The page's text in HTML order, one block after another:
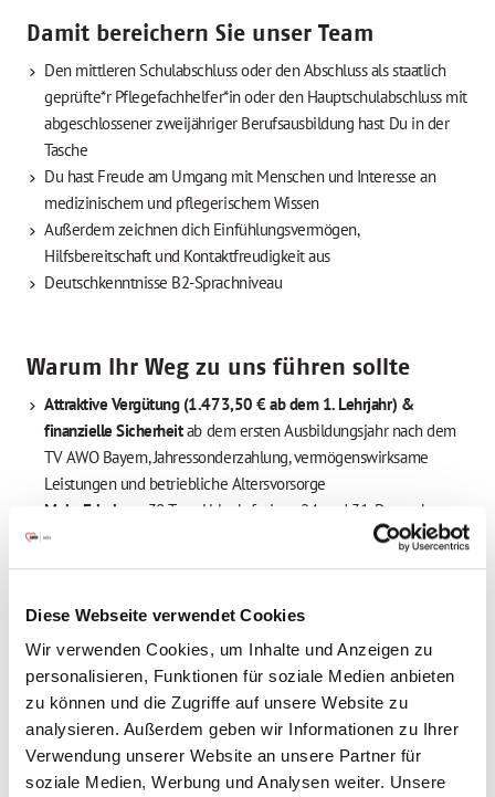
Diese Webseite verwendet Cookies
Wir verwenden Cookies, um Inhalte und Anzeigen zu
personalisieren, Funktionen für soziale Medien anbieten
zu können und die Zugriffe auf unsere Website zu
analysieren. Außerdem geben wir Informationen zu Ihrer
Verwendung unserer Website an unsere Partner für
soziale Medien, Werbung und Analysen weiter. Unsere
Damit bereichern Sie unser Team
Den mittleren Schulabschluss oder den Abschluss als staatlich
geprüfte*r Pflegefachhelfer*in oder den Hauptschulabschluss mit
abgeschlossener zweijähriger Berufsausbildung hast Du in der
Tasche
Du hast Freude am Umgang mit Menschen und Interesse an
medizinischem und pflegerischem Wissen
Außerdem zeichnen dich Einfühlungsvermögen,
Hilfsbereitschaft und Kontaktfreudigkeit aus
Deutschkenntnisse B2-Sprachniveau
Warum Ihr Weg zu uns führen sollte
Attraktive Vergütung (1.473,50 €ab dem 1. Lehrjahr) &
finanzielle Sicherheitab dem ersten Ausbildungsjahr nach dem
TV AWO Bayern, Jahressonderzahlung, vermögenswirksame
Leistungen und betriebliche Altersvorsorge
Mehr Erholung
: 30 Tage Urlaub, frei am 24. und 31. Dezember,
zwei Regenerationstage pro Jahr sowie 5 Tage Sonderurlaub für
die Vorbereitung auf die Abschlussprüfung
Sozialunternehmen
HoheÜbernahmechancen
nach erfolgreichem Abschluss – wir
investieren langfristig in deine Zukunft
Abwechslungsreicher Ausbildungsalltag&starke Betreuung
durch geschulte Praxisanleiter*innen und Praxismentor*innen
Spannende Aufgaben undpraxisnahe Projekte, die dich fachlich
und persönlich weiterbringen